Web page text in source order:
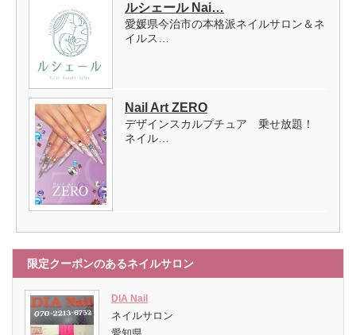
ルシェール Nai…
愛媛県今治市の本格派ネイルサロン＆ネ
イルス…
Nail Art ZERO
デザインスカルプチュア 乗せ放題！
ネイル…
限定クーポンのあるネイルサロン
DIA Nail
ネイルサロン